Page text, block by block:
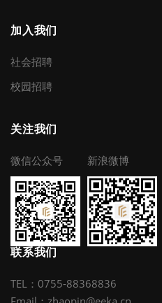
加入我们
社会招聘
校园招聘
关注我们
微信公众号 新浪微博
联系我们
TEL：0755-88368836